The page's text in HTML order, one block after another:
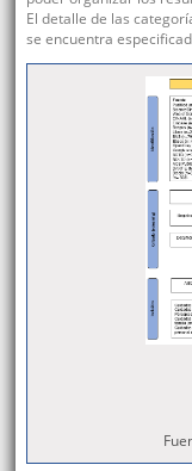
El detalle de las
se encuentra